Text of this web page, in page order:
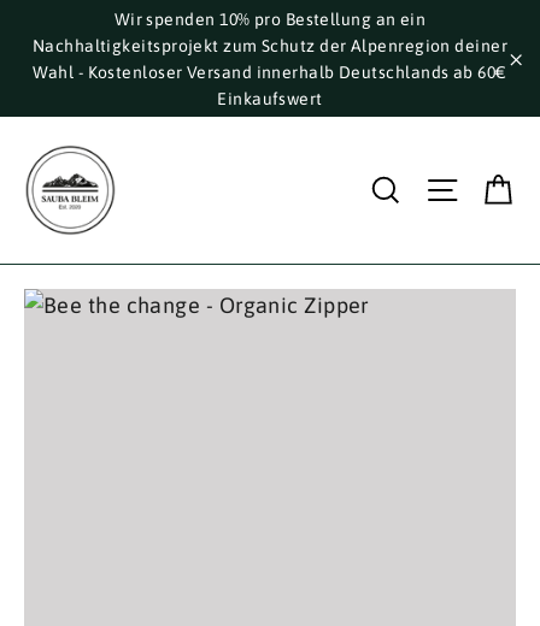
zum
Inhalt
Wir spenden 10% pro Bestellung an ein
Nachhaltigkeitsprojekt zum Schutz der Alpenregion deiner
Wahl - Kostenloser Versand innerhalb Deutschlands ab 60€
Einkaufswert
Suche